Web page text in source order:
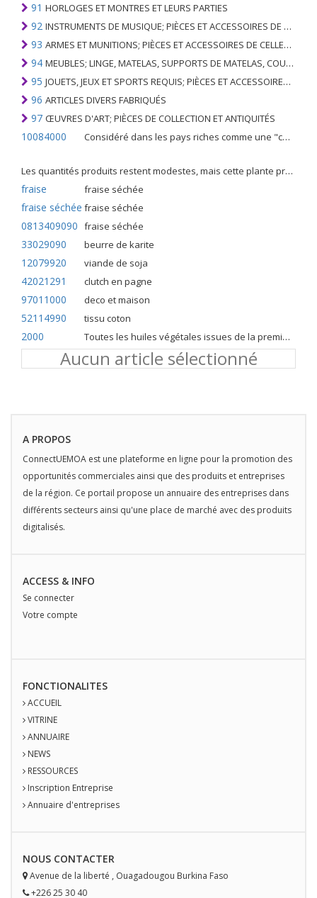
91 HORLOGES ET MONTRES ET LEURS PARTIES
92 INSTRUMENTS DE MUSIQUE; PIÈCES ET ACCESSOIRES DE TELS ARTICLES
93 ARMES ET MUNITIONS; PIÈCES ET ACCESSOIRES DE CELLES-CI
94 MEUBLES; LINGE, MATELAS, SUPPORTS DE MATELAS, COUSSINS ET AMEUBLEMENT SIMILAIRE FARCI; LAMPES ET RACCORDS D'ÉCLAIRAGE, N.E.C .; SIGNES LUMINEUSES, PLAQUES DE NOMS LUMINEUSES ET SIMILAIRES; BÂTIMENTS PRÉFABRIQUÉS
95 JOUETS, JEUX ET SPORTS REQUIS; PIÈCES ET ACCESSOIRES DE CELLES-CI
96 ARTICLES DIVERS FABRIQUÉS
97 ŒUVRES D'ART; PIÈCES DE COLLECTION ET ANTIQUITÉS
10084000 Considéré dans les pays riches comme une "céréale mineure", le fonio blanc est une graminée de la famille des poaceae cultivée pour ses graines dans certaines régions d'Afrique.
Les quantités produits restent modestes, mais cette plante présente malgré tout de nombreuses qualités. Elle est utilisé dans l'alimentation humaine et entre dans la préparation de nombreuses recettes traditionnelles africaines comme le couscous, la bouillie, les boulettes, les beignets et même le pain.
fraise fraise séchée
fraise séchée fraise séchée
0813409090 fraise séchée
33029090 beurre de karite
12079920 viande de soja
42021291 clutch en pagne
97011000 deco et maison
52114990 tissu coton
2000 Toutes les huiles végétales issues de la première pression à froid
Aucun article sélectionné
A PROPOS
ConnectUEMOA est une plateforme en ligne pour la promotion des
opportunités commerciales ainsi que des produits et entreprises
de la région. Ce portail propose un annuaire des entreprises dans
différents secteurs ainsi qu'une place de marché avec des produits
digitalisés.
ACCESS & INFO
Se connecter
Votre compte
FONCTIONALITES
ACCUEIL
VITRINE
ANNUAIRE
NEWS
RESSOURCES
Inscription Entreprise
Annuaire d'entreprises
NOUS CONTACTER
Avenue de la liberté , Ouagadougou Burkina Faso
+226 25 30 40